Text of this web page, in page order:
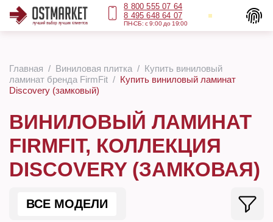
8 800 555 07 64
8 495 648 64 07
ПН-СБ: с 9:00 до 19:00
Главная Виниловая плитка
Купить виниловый
ламинат бренда FirmFit
Купить виниловый ламинат
Discovery (замковый)
ВИНИЛОВЫЙ ЛАМИНАТ
FIRMFIT, КОЛЛЕКЦИЯ
DISCOVERY (ЗАМКОВАЯ)
ВСЕ МОДЕЛИ